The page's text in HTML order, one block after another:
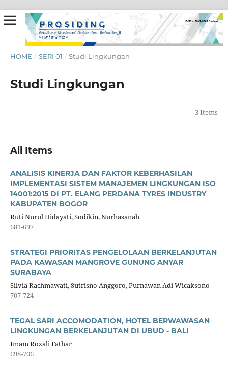
HOME / SERI 01 / Studi Lingkungan
Studi Lingkungan
3 Items
All Items
ANALISIS KINERJA DAN FAKTOR KEBERHASILAN
IMPLEMENTASI SISTEM MANAJEMEN LINGKUNGAN ISO
14001:2015 DI PT. ELANG PERDANA TYRES INDUSTRY
KABUPATEN BOGOR
Ruti Nurul Hidayati, Sodikin, Nurhasanah
681-697
STRATEGI PRIORITAS PENGELOLAAN BERKELANJUTAN
PADA KAWASAN MANGROVE GUNUNG ANYAR
SURABAYA
Silvia Rachmawati, Sutrisno Anggoro, Purnawan Adi Wicaksono
707-724
TEGAL SARI ACCOMODATION, HOTEL BERWAWASAN
LINGKUNGAN BERKELANJUTAN DI UBUD - BALI
Imam Rozali Fathar
698-706